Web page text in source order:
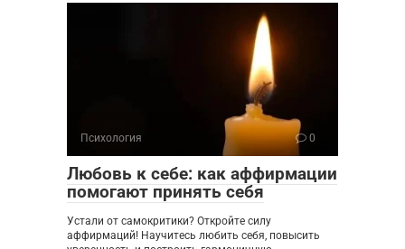
Психология 0
Любовь к себе: как аффирмации
помогают принять себя
Устали от самокритики? Откройте силу
аффирмаций! Научитесь любить себя, повысить